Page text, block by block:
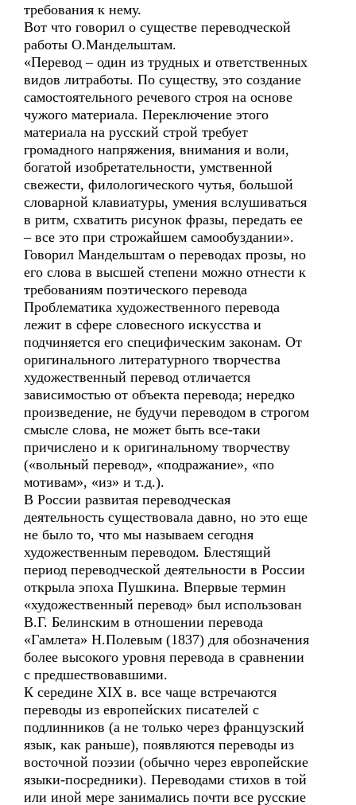
требования к нему.
Вот что говорил о существе переводческой
работы О.Мандельштам.
«Перевод – один из трудных и ответственных
видов литработы. По существу, это создание
самостоятельного речевого строя на основе
чужого материала. Переключение этого
материала на русский строй требует
громадного напряжения, внимания и воли,
богатой изобретательности, умственной
свежести, филологического чутья, большой
словарной клавиатуры, умения вслушиваться
в ритм, схватить рисунок фразы, передать ее
– все это при строжайшем самообуздании».
Говорил Мандельштам о переводах прозы, но
его слова в высшей степени можно отнести к
требованиям поэтического перевода
Проблематика художественного перевода
лежит в сфере словесного искусства и
подчиняется его специфическим законам. От
оригинального литературного творчества
художественный перевод отличается
зависимостью от объекта перевода; нередко
произведение, не будучи переводом в строгом
смысле слова, не может быть все-таки
причислено и к оригинальному творчеству
(«вольный перевод», «подражание», «по
мотивам», «из» и т.д.).
В России развитая переводческая
деятельность существовала давно, но это еще
не было то, что мы называем сегодня
художественным переводом. Блестящий
период переводческой деятельности в России
открыла эпоха Пушкина. Впервые термин
«художественный перевод» был использован
В.Г. Белинским в отношении перевода
«Гамлета» Н.Полевым (1837) для обозначения
более высокого уровня перевода в сравнении
с предшествовавшими.
К середине XIX в. все чаще встречаются
переводы из европейских писателей с
подлинников (а не только через французский
язык, как раньше), появляются переводы из
восточной поэзии (обычно через европейские
языки-посредники). Переводами стихов в той
или иной мере занимались почти все русские